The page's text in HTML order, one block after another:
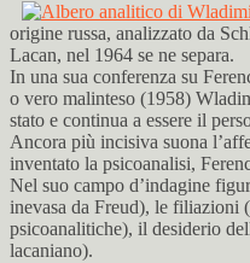
origine russa, analizzato da
Lacan, nel 1964 se ne separa.
In una sua conferenza su
o vero malinteso (1958)
stato e continua a essere il
Ancora più incisiva suona
inventato la psicoanalisi,
Nel suo campo d’indagine
inevasa da Freud), le filiazioni
psicoanalitiche), il desiderio
lacaniano).